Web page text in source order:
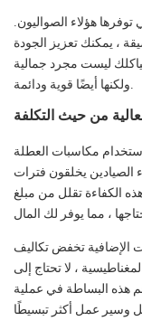
توفرها هؤلاء الصواليون.
، يمكنك تعزيز الجودة
ليست مجرد جمالية
ولكنها أيضًا قوية ودائمة.
من حيث التكلفة
مكاسبات العطلة
الصيادين يخلقون فترات
الكفاءة تقلل من مبلغ
الإضافية تخفض تكاليف
، لا تحتاج إلى
هذه البساطة في عملية